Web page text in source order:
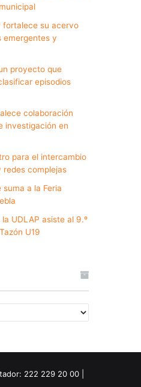
fortalece su acervo
emergentes y
proyecto que
episodios
colaboración
investigación en
para el intercambio
complejas
suma a la Feria
UDLAP asiste al 9.º
U19
222 229 20 00 |